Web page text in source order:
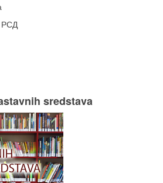
РСД
sredstava